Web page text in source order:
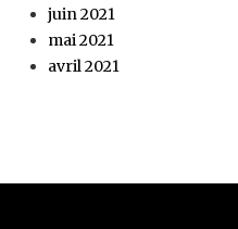
juin 2021
mai 2021
avril 2021